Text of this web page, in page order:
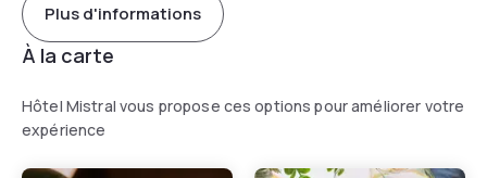
Plus d'informations
À la carte
Hôtel Mistral vous propose ces options pour améliorer votre
expérience